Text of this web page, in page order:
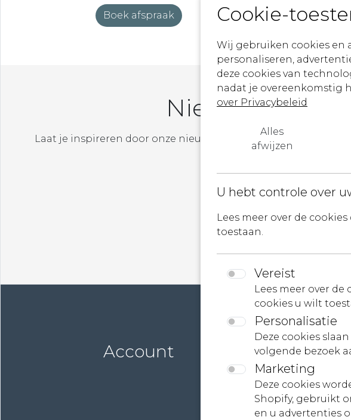
Boek afspraak
Nieuwsbrief
Laat je inspireren door onze nieuwste ontwerpen,
evenementen!
Account
Cookie-
Wij gebruiken cookies en
personaliseren,
deze cookies van
nadat je overeenkomstig
over Privacybeleid
Alles
afwijzen
U hebt controle over
Lees meer over de
toestaan.
Vereist
Lees meer over
cookies u wilt
Personalisatie
Deze cookies
volgende bezoek
Marketing
Deze cookies
Shopify, gebruikt
en u advertenties